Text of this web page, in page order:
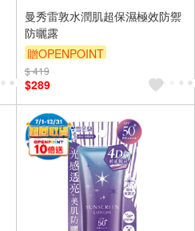
曼秀雷敦水潤肌超保濕極效防禦
防曬露
贈OPENPOINT
贈OPENPOINT
贈$200
$ 419
$289